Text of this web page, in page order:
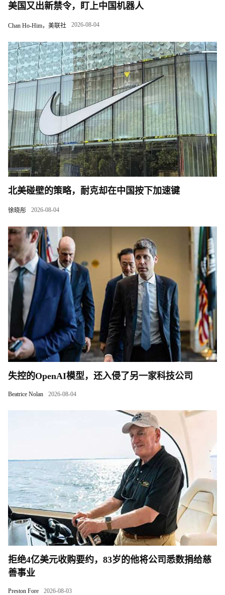
美国又出新禁令，盯上中国机器人
Chan Ho-Him，美联社 2026-08-04
北美碰壁的策略，耐克却在中国按下加速键
徐晓彤 2026-08-04
失控的OpenAI模型，还入侵了另一家科技公司
Beatrice Nolan 2026-08-04
拒绝4亿美元收购要约，83岁的他将公司悉数捐给慈
善事业
Preston Fore 2026-08-03